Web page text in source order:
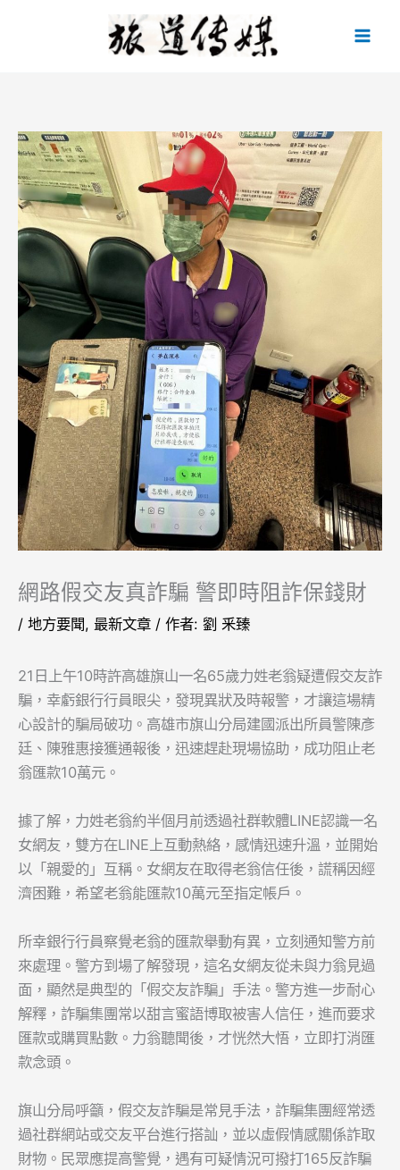
網路假交友真詐騙 警即時阻詐保錢財
/ 地方要聞, 最新文章 / 作者: 劉 釆臻
21日上午10時許高雄旗山一名65歲力姓老翁疑遭假交友詐
騙，幸虧銀行行員眼尖，發現異狀及時報警，才讓這場精
心設計的騙局破功。高雄市旗山分局建國派出所員警陳彥
廷、陳雅惠接獲通報後，迅速趕赴現場協助，成功阻止老
翁匯款10萬元。
據了解，力姓老翁約半個月前透過社群軟體LINE認識一名
女網友，雙方在LINE上互動熱絡，感情迅速升溫，並開始
以「親愛的」互稱。女網友在取得老翁信任後，謊稱因經
濟困難，希望老翁能匯款10萬元至指定帳戶。
所幸銀行行員察覺老翁的匯款舉動有異，立刻通知警方前
來處理。警方到場了解發現，這名女網友從未與力翁見過
面，顯然是典型的「假交友詐騙」手法。警方進一步耐心
解釋，詐騙集團常以甜言蜜語博取被害人信任，進而要求
匯款或購買點數。力翁聽聞後，才恍然大悟，立即打消匯
款念頭。
旗山分局呼籲，假交友詐騙是常見手法，詐騙集團經常透
過社群網站或交友平台進行搭訕，並以虛假情感關係詐取
財物。民眾應提高警覺，遇有可疑情況可撥打165反詐騙